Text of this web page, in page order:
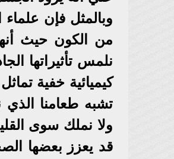
من الكون حيث
نلمس تأثيراتها
كيميائية خفية
تشبه طعامنا الذي
ولا نملك سوى
قد يعزز بعضها